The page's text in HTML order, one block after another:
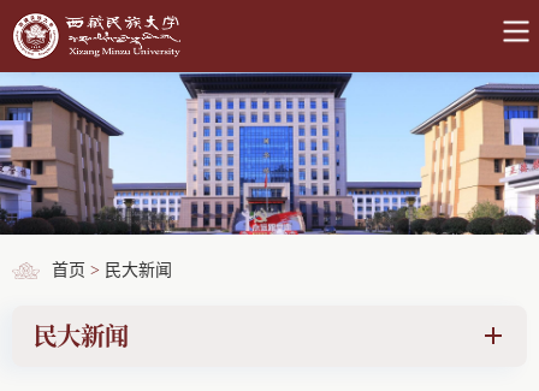
首页 > 民大新闻
民大新闻